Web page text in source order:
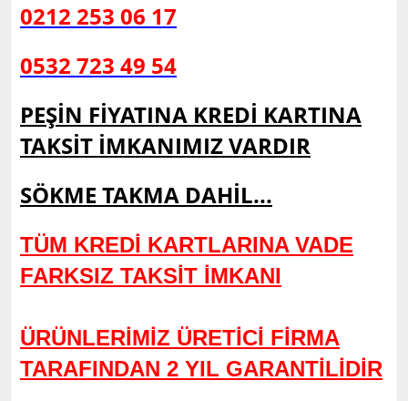
0212 253 06 17
0532 723 49 54
PEŞİN FİYATINA KREDİ KARTINA
TAKSİT İMKANIMIZ VARDIR
SÖKME TAKMA DAHİL...
TÜM KREDİ KARTLARINA VADE
FARKSIZ TAKSİT İMKANI
ÜRÜNLERİMİZ ÜRETİCİ FİRMA
TARAFINDAN 2 YIL GARANTİLİDİR